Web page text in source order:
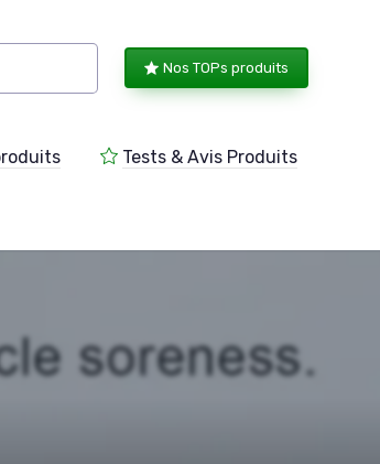
Nos TOPs produits
Tests & Avis Produits